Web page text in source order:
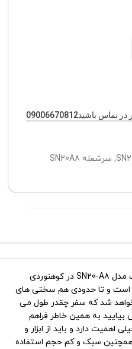
باشید09006670812
, سرشعله SN20A8
سرشعله چهار پر فندک دار اسنوهاک مدل SN20-A8 در کوهنوردی
و تا حدودی هم سختی های
شد که سفر چقدر طول می
به همین خاطر فراهم
اهمیت دارد و باید از ابزار و
همچنین سبک و کم حجم استفاده